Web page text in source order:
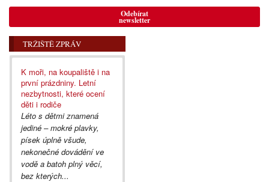
Odebírat
newsletter
TRŽIŠTĚ ZPRÁV
K moři, na koupaliště i na
první prázdniny. Letní
nezbytnosti, které ocení
děti i rodiče
Léto s dětmi znamená
jediné – mokré plavky,
písek úplně všude,
nekonečné dovádění ve
vodě a batoh plný věcí,
bez kterých...